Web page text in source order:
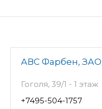
АВС Фарбен,
Гоголя, 39/1 - 1 этаж
+7495-504-1757